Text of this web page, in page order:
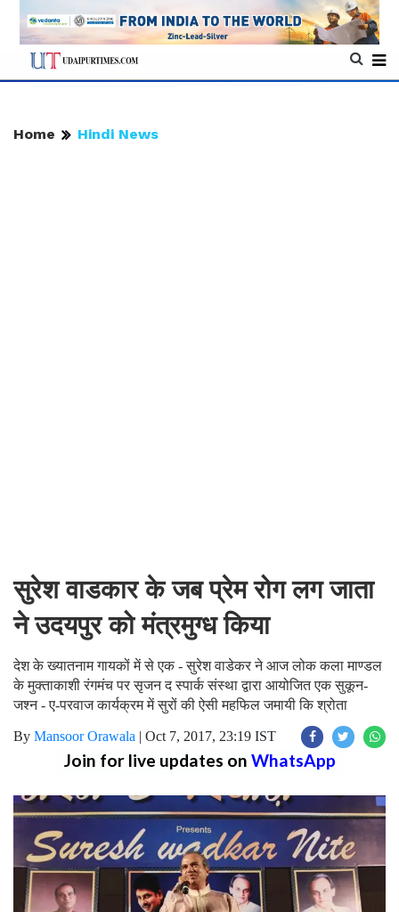
Home Hindi News
सुरेश वाडकार के जब प्रेम रोग लग जाता
ने उदयपुर को मंत्रमुग्ध किया
देश के ख्यातनाम गायकों में से एक - सुरेश वाडेकर ने आज लोक कला माण्डल
के मुक्ताकाशी रंगमंच पर सृजन द स्पार्क संस्था द्वारा आयोजित एक सुकून-
जश्न - ए-परवाज कार्यक्रम में सुरों की ऐसी महफिल जमायी कि श्रोता
By Mansoor Orawala | Oct 7, 2017, 23:19 IST
Join for live updates on WhatsApp